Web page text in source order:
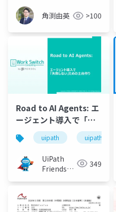
角渕由英 >100
Road to AI Agents: エ
ージェント導入で「失
敗しない」ための土台
作り
uipath
UiPath
Friends
349